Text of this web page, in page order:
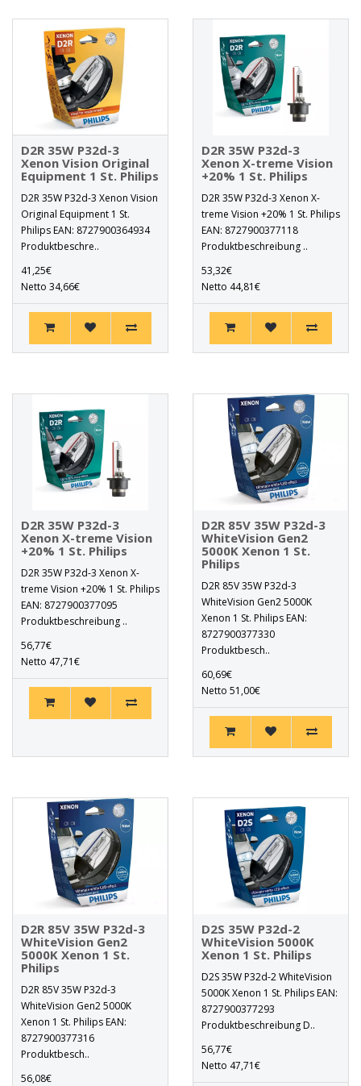
D2R 35W P32d-3
Xenon Vision Original
Equipment 1 St. Philips
D2R 35W P32d-3 Xenon Vision
Original Equipment 1 St.
Philips EAN: 8727900364934
Produktbeschre..
41,25€
Netto 34,66€
D2R 35W P32d-3
Xenon X-treme Vision
+20% 1 St. Philips
D2R 35W P32d-3 Xenon X-
treme Vision +20% 1 St. Philips
EAN: 8727900377118
Produktbeschreibung ..
53,32€
Netto 44,81€
D2R 35W P32d-3
Xenon X-treme Vision
+20% 1 St. Philips
D2R 35W P32d-3 Xenon X-
treme Vision +20% 1 St. Philips
EAN: 8727900377095
Produktbeschreibung ..
56,77€
Netto 47,71€
D2R 85V 35W P32d-3
WhiteVision Gen2
5000K Xenon 1 St.
Philips
D2R 85V 35W P32d-3
WhiteVision Gen2 5000K
Xenon 1 St. Philips EAN:
8727900377330
Produktbesch..
60,69€
Netto 51,00€
D2R 85V 35W P32d-3
WhiteVision Gen2
5000K Xenon 1 St.
Philips
D2R 85V 35W P32d-3
WhiteVision Gen2 5000K
Xenon 1 St. Philips EAN:
8727900377316
Produktbesch..
56,08€
D2S 35W P32d-2
WhiteVision 5000K
Xenon 1 St. Philips
D2S 35W P32d-2 WhiteVision
5000K Xenon 1 St. Philips EAN:
8727900377293
Produktbeschreibung D..
56,77€
Netto 47,71€